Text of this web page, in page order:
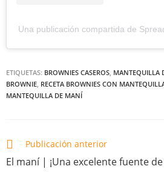
Una publicación compartida de
ETIQUETAS: BROWNIES CASEROS MANTEQUILLA
BROWNIE RECETA BROWNIES CON
MANTEQUILLA DE MANÍ
Publicación anterior
El maní | ¡Una excelente fuente